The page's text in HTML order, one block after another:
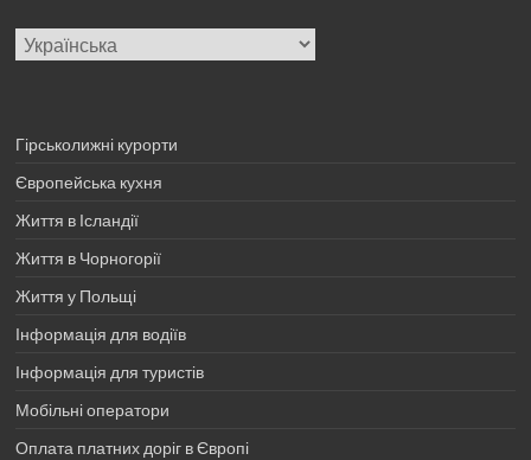
Вибрати
мову
Гірськолижні курорти
Європейська кухня
Життя в Ісландії
Життя в Чорногорії
Життя у Польщі
Інформація для водіїв
Інформація для туристів
Мобільні оператори
Оплата платних доріг в Європі